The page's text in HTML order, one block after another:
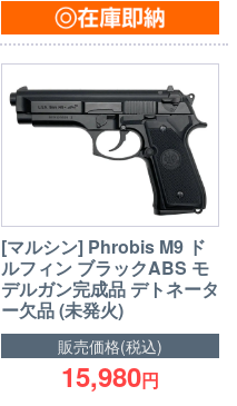
[マルシン] Phrobis M9 ド
ルフィン ブラックABS モ
デルガン完成品 デトネータ
ー欠品 (未発火)
販売価格(税込)
15,980円